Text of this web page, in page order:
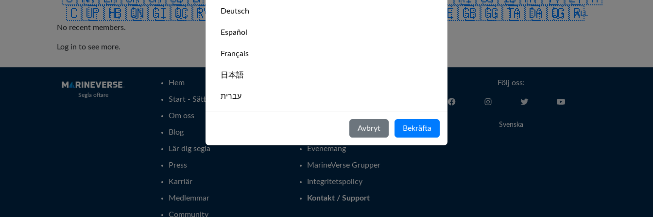
🇨🇺🇵🇭🇧🇶🇳🇬🇮🇶🇨🇷🇻🇬🇨🇼🇸🇭 🇸🇬🇪🇬🇧🇬🇬🇹🇦🇩🇦🇶🇬🇷
ALL
No recent members.
Log in to see more.
Segla oftare
Hem
Start - Sätt att segla
Om oss
Blog
Lär dig segla
Press
Karriär
Medlemmar
Community
För segelklubbar
Evenemang
MarineVerse Grupper
Integritetspolicy
Kontakt / Support
Följ oss:
Svenska
Deutsch
Español
Français
日本語
עברית
Avbryt Bekräfta